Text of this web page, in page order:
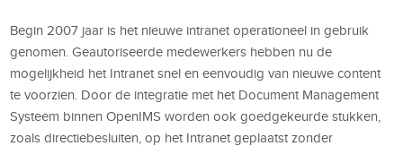
Begin 2007 jaar is het nieuwe intranet operationeel in gebruik
genomen. Geautoriseerde medewerkers hebben nu de
mogelijkheid het Intranet snel en eenvoudig van nieuwe content
te voorzien. Door de integratie met het Document Management
Systeem binnen OpenIMS worden ook goedgekeurde stukken,
zoals directiebesluiten, op het Intranet geplaatst zonder